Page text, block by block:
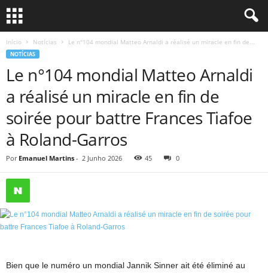
Início Notícias Le n°104 mondial Matteo Arnaldi a réalisé un miracle en fin de...
NOTÍCIAS
Le n°104 mondial Matteo Arnaldi
a réalisé un miracle en fin de
soirée pour battre Frances Tiafoe
à Roland-Garros
Por Emanuel Martins - 2 Junho 2026 45 0
Bien que le numéro un mondial Jannik Sinner ait été éliminé au